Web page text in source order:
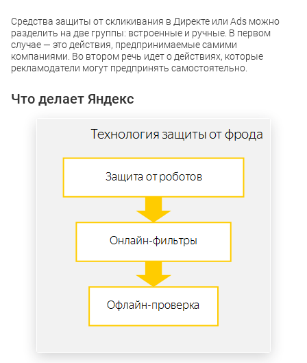
Средства защиты от скликивания в Директе или Ads можно
разделить на две группы: встроенные и ручные. В первом
случае — это действия, предпринимаемые самими
компаниями. Во втором речь идет о действиях, которые
рекламодатели могут предпринять самостоятельно.
Что делает Яндекс